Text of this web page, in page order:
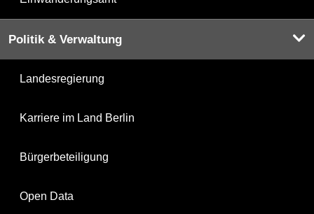
Politik & Verwaltung
Landesregierung
Karriere im Land Berlin
Bürgerbeteiligung
Open Data